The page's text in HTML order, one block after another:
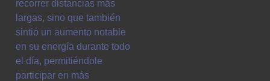
recorrer distancias más
largas, sino que también
sintió un aumento notable
en su energía durante todo
el día, permitiéndole
participar en más